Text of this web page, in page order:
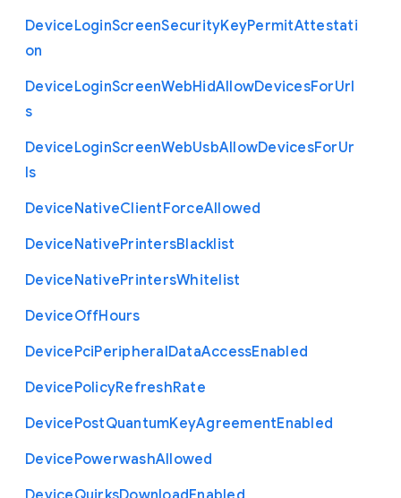
DeviceLoginScreenSecurityKeyPermitAttestati
on
DeviceLoginScreenWebHidAllowDevicesForUrl
s
DeviceLoginScreenWebUsbAllowDevicesForUr
ls
DeviceNativeClientForceAllowed
DeviceNativePrintersBlacklist
DeviceNativePrintersWhitelist
DeviceOffHours
DevicePciPeripheralDataAccessEnabled
DevicePolicyRefreshRate
DevicePostQuantumKeyAgreementEnabled
DevicePowerwashAllowed